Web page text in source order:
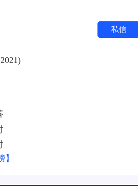
私信
】